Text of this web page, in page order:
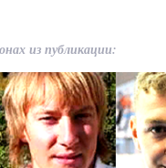
из публикации: